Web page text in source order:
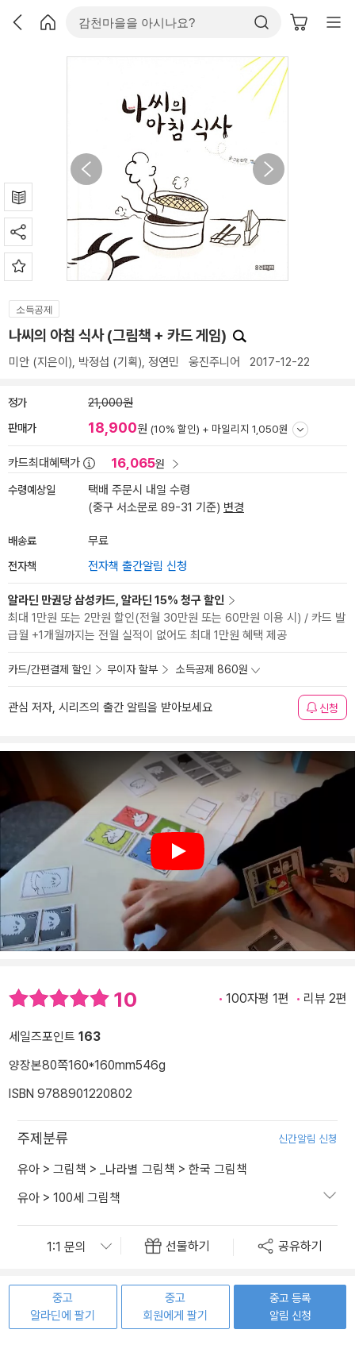
소득공제
나씨의 아침 식사 (그림책 + 카드 게임)
미안 (지은이), 박정섭 (기획), 정연민 웅진주니어 2017-12-22
정가 21,000원
판매가 18,900원 (10% 할인) + 마일리지 1,050원
카드최대혜택가 16,065원
수령예상일
택배 주문시 내일 수령
(중구 서소문로 89-31 기준) 변경
배송료 무료
전자책 전자책 출간알림 신청
알라딘 만권당 삼성카드, 알라딘 15% 청구 할인
최대 1만원 또는 2만원 할인(전월 30만원 또는 60만원 이용 시) / 카드 발
급월 +1개월까지는 전월 실적이 없어도 최대 1만원 혜택 제공
카드/간편결제 할인 무이자 할부 소득공제 860원
관심 저자, 시리즈의 출간 알림을 받아보세요 신청
Play
10 100자평 1편 리뷰 2편
세일즈포인트 163
양장본80쪽160*160mm546g
ISBN 9788901220802
주제분류 신간알림 신청
유아 > 그림책 > _나라별 그림책 > 한국 그림책
유아 > 100세 그림책
선물하기 공유하기
중고
알라딘에 팔기
중고
회원에게 팔기
중고 등록
알림 신청